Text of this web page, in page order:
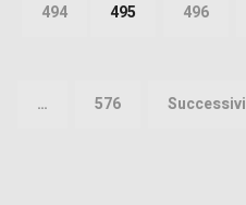
494 495 496
… 576 Successivi